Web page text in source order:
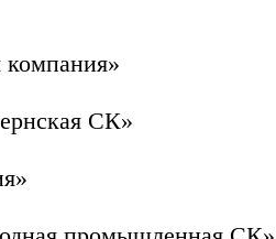
компания»
СК»